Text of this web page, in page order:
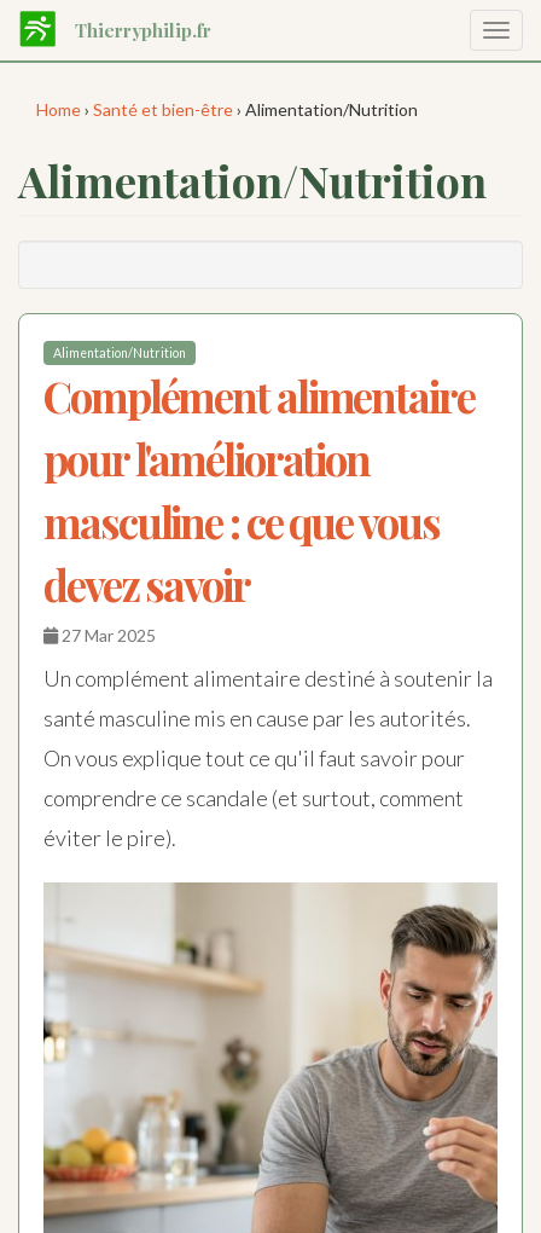
Aller
contenu
Thierryphilip.fr
la
Home› Santé et bien-être› Alimentation/Nutrition
Alimentation/Nutrition
Alimentation/Nutrition
Complément alimentaire
pour l'amélioration
masculine : ce que vous
devez savoir
27 Mar 2025
Un complément alimentaire destiné à soutenir la
santé masculine mis en cause par les autorités.
On vous explique tout ce qu'il faut savoir pour
comprendre ce scandale (et surtout, comment
éviter le pire).